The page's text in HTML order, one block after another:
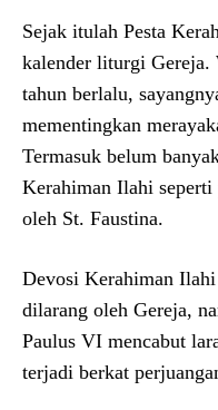
Sejak itulah Pesta
kalender liturgi Gereja.
tahun berlalu,
mementingkan
Termasuk belum
Kerahiman Ilahi seperti
oleh St. Faustina.
Devosi Kerahiman
dilarang oleh Gereja,
Paulus VI mencabut
terjadi berkat